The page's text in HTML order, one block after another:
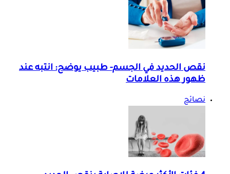
نقص الحديد في الجسم- طبيب يوضح: انتبه عند
ظهور هذه العلامات
نصائح